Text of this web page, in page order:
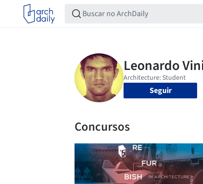
Seguir
Concursos